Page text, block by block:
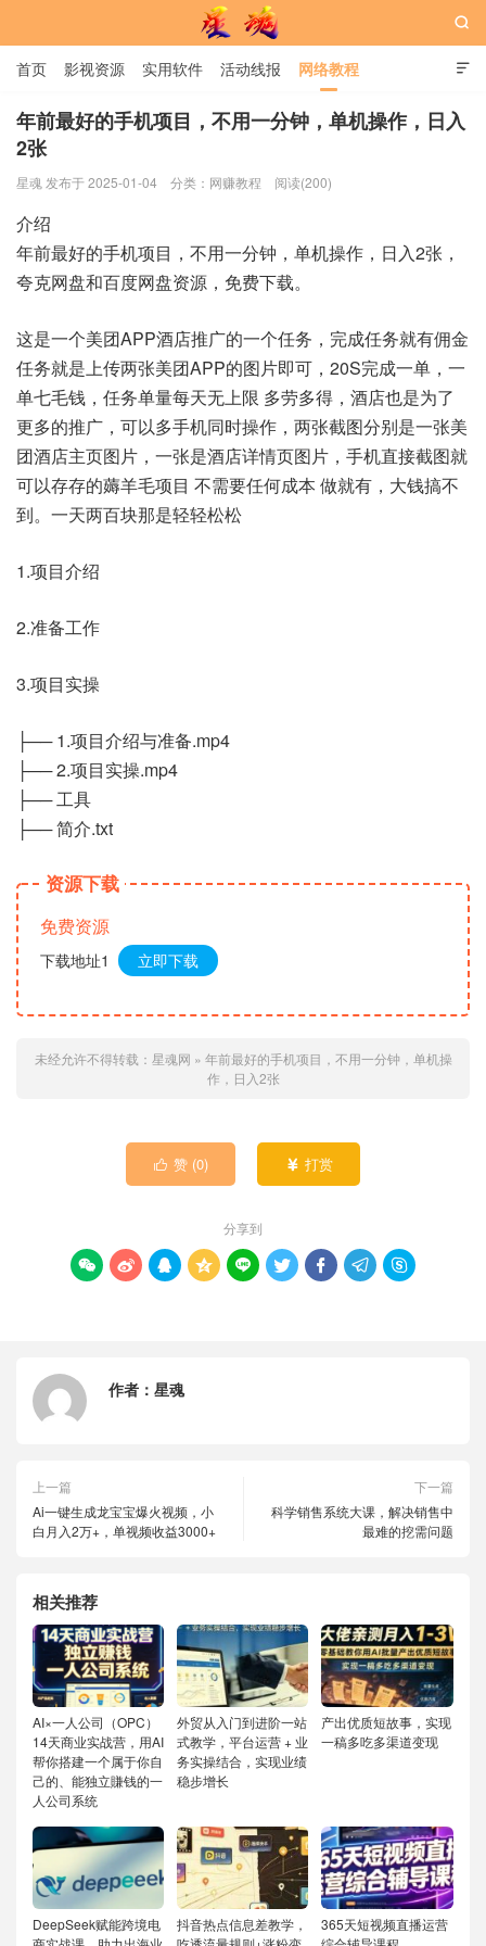
星魂网

首页 影视资源 实用软件 活动线报 网络教程
用户中心 书籍 娱乐

年前最好的手机项目，不用一分钟，单机操作，日入
2张
星魂 发布于 2025-01-04 分类： 网赚教程 阅读(200)
介绍
年前最好的手机项目，不用一分钟，单机操作，日入2张，
夸克网盘和百度网盘资源，免费下载。
这是一个美团APP酒店推广的一个任务，完成任务就有佣金
任务就是上传两张美团APP的图片即可，20S完成一单，一
单七毛钱，任务单量每天无上限 多劳多得，酒店也是为了
更多的推广，可以多手机同时操作，两张截图分别是一张美
团酒店主页图片，一张是酒店详情页图片，手机直接截图就
可以存存的薅羊毛项目 不需要任何成本 做就有，大钱搞不
到。一天两百块那是轻轻松松
1.项目介绍
2.准备工作
3.项目实操
├── 1.项目介绍与准备.mp4
├── 2.项目实操.mp4
├── 工具
├── 简介.txt
资源下载
免费资源
下载地址1 立即下载
未经允许不得转载： 星魂网 » 年前最好的手机项目，不用一分钟，单机操
作，日入2张
 赞 (0)  打赏
分享到
        
作者： 星魂
上一篇
Ai一键生成龙宝宝爆火视频，小
白月入2万+，单视频收益3000+
下一篇
科学销售系统大课，解决销售中
最难的挖需问题
相关推荐
AI×一人公司（OPC）
14天商业实战营，用AI
帮你搭建一个属于你自
己的、能独立賺钱的一
人公司系统
外贸从入门到进阶一站
式教学，平台运营 + 业
务实操结合，实现业绩
稳步增长
产出优质短故事，实现
一稿多吃多渠道变现
DeepSeek赋能跨境电
抖音热点信息差教学，
365天短视频直播运营